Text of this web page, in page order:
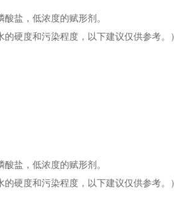
盐，低浓度的赋形剂。
硬度和污染程度，以下建议仅供参考。）
盐，低浓度的赋形剂。
硬度和污染程度，以下建议仅供参考。）